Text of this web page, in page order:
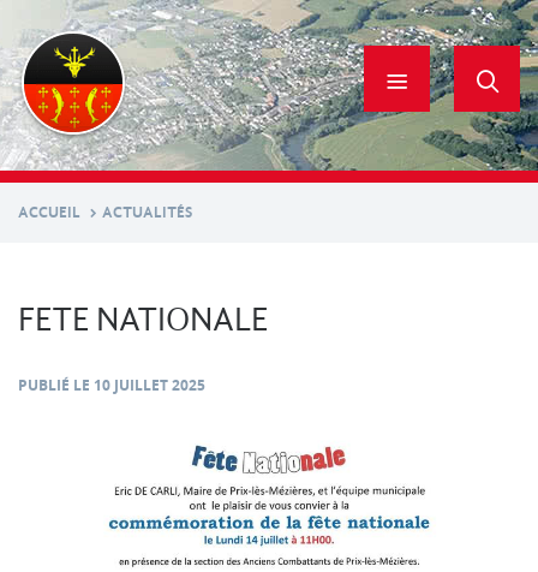
contenu
principal
ACCUEIL ACTUALITÉS
FETE NATIONALE
PUBLIÉ LE 10 JUILLET 2025